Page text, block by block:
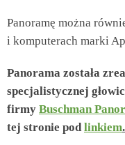
Panoramę można
i komputerach marki
Panorama została
specjalistycznej
firmy Buschman
tej stronie podlinkiem.